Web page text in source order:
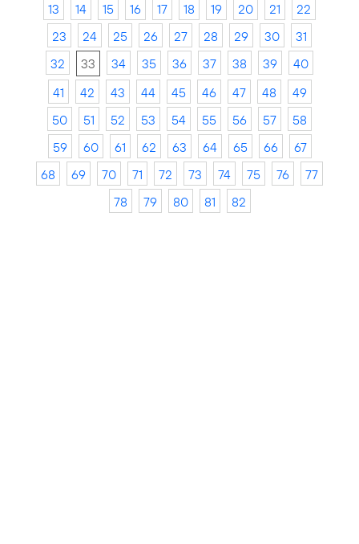
13
14 15 16 17 18 19 20 21
22
23
24 25 26 27 28 29 30
31
32
33 34 35 36 37 38 39
40
41
42 43 44 45 46 47 48
49
50
51 52 53 54 55 56 57
58
59
60 61 62 63 64 65 66
67
68
69 70 71 72 73 74 75 76
77
78
79 80 81 82